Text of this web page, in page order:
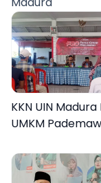
KKN UIN
UMKM